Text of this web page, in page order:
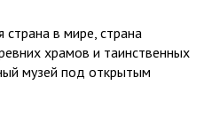
в мире, страна
храмов и таинственных
музей под открытым